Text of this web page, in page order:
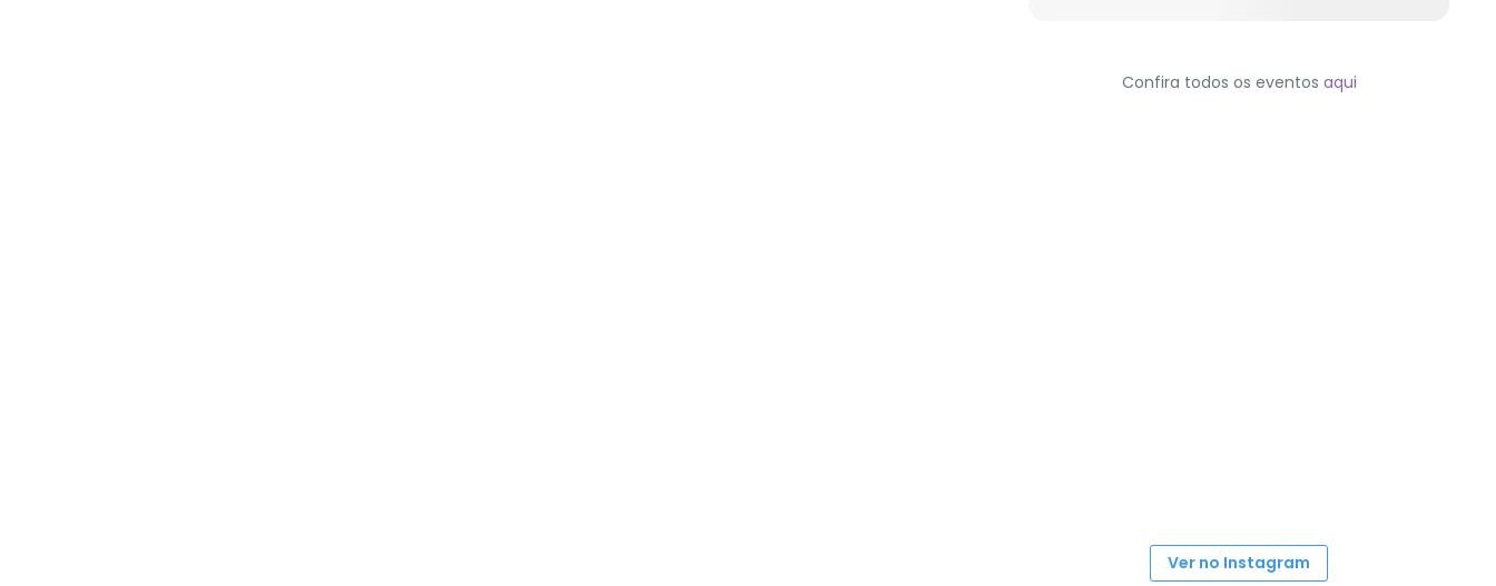
Confira todos os eventos aqui
Ver no Instagram